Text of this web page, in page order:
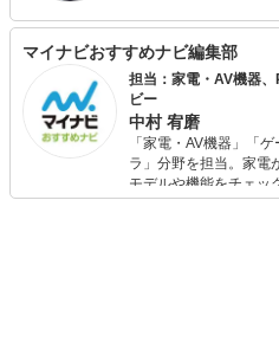
経BP社『日経ネット
タルARENA』『日経
に。 デジタル家電や生活家電に関連する記事を執筆するほ
か、家電のスペシャリ
雑誌など多数のメディアに出演。 KBCラ
の家電ソムリエ」に出
紹介コーナーの構成な
マイナビおすすめナビ編集部
担当：家電・AV機器
ビー
中村 宥磨
「家電・AV機器」「
ラ」分野を担当。家電
モデルや機能をチェッ
ムを楽しみながら、新